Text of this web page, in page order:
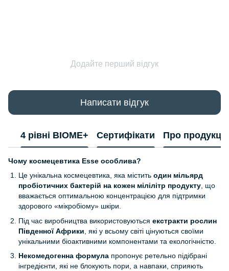
Додайте перший відгук
Написати відгук
4 рівні BIOME+ Сертифікати Про
Чому космецевтика Esse особлива?
Це унікальна космецевтика, яка містить один мільярд
пробіотичних бактерій на кожен мілілітр продукту, що
вважається оптимальною концентрацією для підтримки
здорового «мікробіому» шкіри.
Під час виробництва використовуються екстракти рослин
Південної Африки , які у всьому світі цінуються своїми
унікальними біоактивними компонентами та екологічністю.
Некомедогенна формула пропонує ретельно підібрані
інгредієнти, які не блокують пори, а навпаки, сприяють